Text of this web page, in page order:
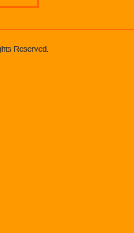
Reserved.